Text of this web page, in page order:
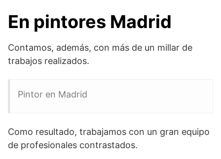
En pintores Madrid
Contamos, además, con más de un millar de
trabajos realizados.
Pintor en Madrid
Como resultado, trabajamos con un gran equipo
de profesionales contrastados.